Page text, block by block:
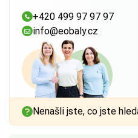
+420 499 97 97 97
info@eobaly.cz
Nenašli jste, co jste